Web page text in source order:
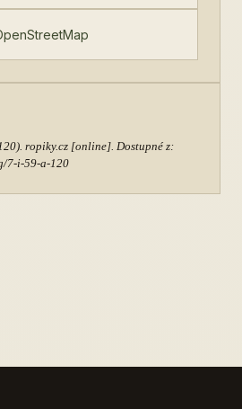
ropiky.cz [online]. Dostupné z:
7-i-59-a-120